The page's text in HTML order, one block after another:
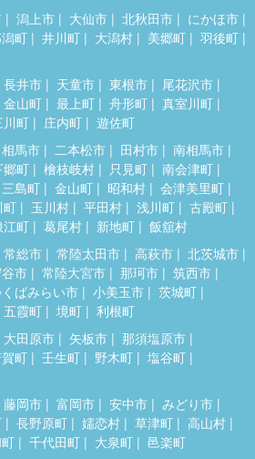
潟上市 大仙市 北秋田市
にかほ市
町
井川町 大潟村 美郷町 羽後町
長井市 天童市 東根市
尾花沢市
金山町
最上町 舟形町
真室川町
川町
庄内町
遊佐町
相馬市
二本松市 田村市
南相馬市
郷町
檜枝岐村 只見町
南会津町
三島町
金山町 昭和村
会津美里町
町
玉川村 平田村 浅川町
古殿町
江町
葛尾村 新地町
飯舘村
常総市
常陸太田市 高萩市
北茨城市
市
常陸大宮市 那珂市
筑西市
ばみらい市
小美玉市
茨城町
五霞町
境町
利根町
大田原市
矢板市
那須塩原市
町
壬生町 野木町 塩谷町
藤岡市 富岡市 安中市
みどり市
長野原町 嬬恋村 草津町
高山村
千代田町 大泉町
邑楽町